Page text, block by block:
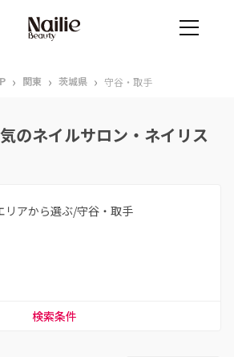
› 関東 › 茨城県 › 守谷・取手
のネイルサロン・ネイリス
リアから選ぶ/守谷・取手
検索条件